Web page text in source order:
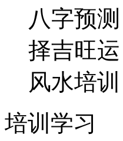
八字预测
择吉旺运
风水培训
培训学习